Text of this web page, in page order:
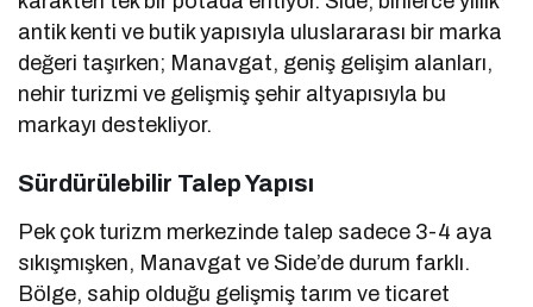
antik kenti ve butik yapısıyla uluslararası bir marka
değeri taşırken; Manavgat, geniş gelişim alanları,
nehir turizmi ve gelişmiş şehir altyapısıyla bu
markayı destekliyor.
Sürdürülebilir Talep Yapısı
Pek çok turizm merkezinde talep sadece 3-4 aya
sıkışmışken, Manavgat ve Side’de durum farklı.
Bölge, sahip olduğu gelişmiş tarım ve ticaret